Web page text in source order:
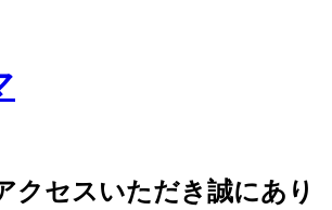
クセスいただき誠にあり